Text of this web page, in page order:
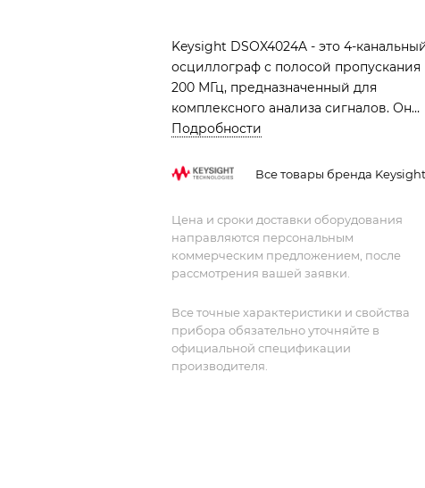
Keysight DSOX4024A - это 4-
осциллограф с полосой пропускания
200 МГц, предназначенный для
комплексного анализа сигналов. Он
обеспечивает высокую частоту
объем памяти 4 Мбит/с для захвата и
сигналов. Интуитивно понятный
интерфейс с большим дисплеем
делает работу с прибором удобной и
эффективной. Этот осциллограф
инженеров, которым требуется
многоканальный анализ в широком
диапазоне приложений.
Подробности
Все товары бренда Keysight
Цена и сроки доставки оборудования
направляются персональным
коммерческим предложением, после
рассмотрения вашей заявки.
Все точные характеристики и свойства
прибора обязательно уточняйте в
официальной спецификации
производителя.